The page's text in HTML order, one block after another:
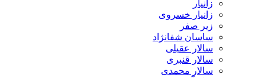
زانیار
زانیار خسروی
زیر صفر
ساسان شفانژاد
سالار عقیلی
سالار قنبری
سالار محمدی